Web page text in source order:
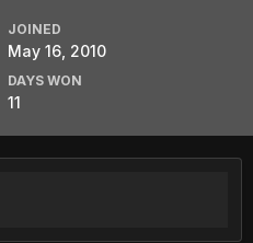
JOINED
May 16, 2010
DAYS WON
11